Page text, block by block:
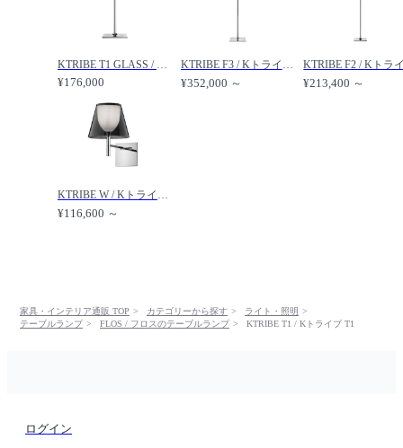
¥176,000 ¥352,000 ～ ¥213,400 ～
¥116,600 ～
家具・インテリア通販 TOP カテゴリーから探す
ライト・照明
テーブルランプ
FLOS / フロスのテーブルランプ KTRIBE T1 / Kトライブ T1
ログイン